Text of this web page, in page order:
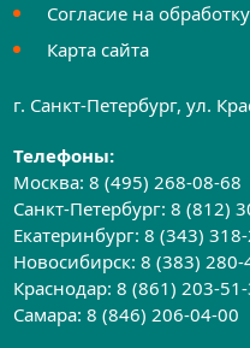
Согласие на
Карта сайта
г. Санкт-Петербург, ул.
Телефоны:
Москва:8 (495) 268-08-68
Санкт-Петербург:8 (812)
Екатеринбург:8 (343)
Новосибирск:8 (383) 280-
Краснодар:8 (861) 203-
Самара:8 (846) 206-04-00